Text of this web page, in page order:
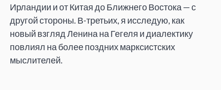
Ирландии и от Китая до Ближнего Востока — с
другой стороны. В-третьих, я исследую, как
новый взгляд Ленина на Гегеля и диалектику
повлиял на более поздних марксистских
мыслителей.